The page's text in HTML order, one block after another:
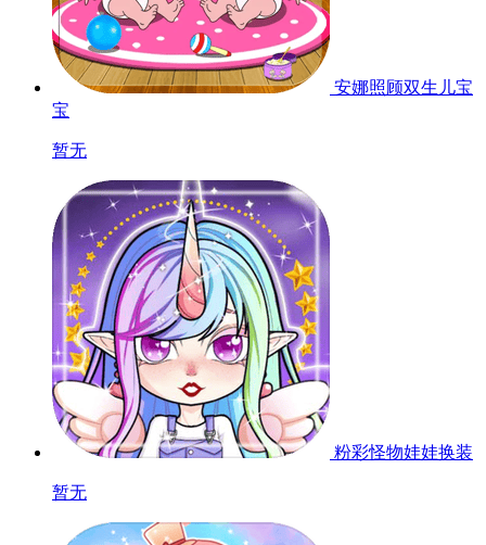
安娜照顾双生儿宝
宝
暂无
粉彩怪物娃娃换装
暂无